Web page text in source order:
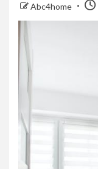
Abc4home